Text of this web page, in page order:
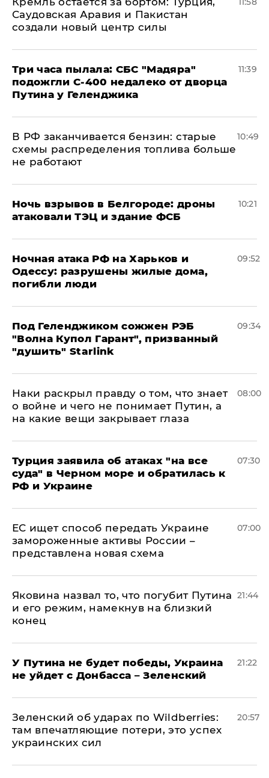
Саудовская Аравия и Пакистан
создали новый центр силы
Три часа пылала: СБС "Мадяра"
подожгли С-400 недалеко от дворца
Путина у Геленджика
11:39
​В РФ заканчивается бензин: старые
схемы распределения топлива больше
не работают
10:49
​Ночь взрывов в Белгороде: дроны
атаковали ТЭЦ и здание ФСБ
10:21
​Ночная атака РФ на Харьков и
Одессу: разрушены жилые дома,
погибли люди
09:52
Под Геленджиком сожжен РЭБ
"Волна Купол Гарант", призванный
"душить" Starlink
09:34
Наки раскрыл правду о том, что знает
о войне и чего не понимает Путин, а
на какие вещи закрывает глаза
08:00
Турция заявила об атаках "на все
суда" в Черном море и обратилась к
РФ и Украине
07:30
ЕС ищет способ передать Украине
замороженные активы России –
представлена новая схема
07:00
Яковина назвал то, что погубит Путина
и его режим, намекнув на близкий
конец
21:44
У Путина не будет победы, Украина
не уйдет с Донбасса – Зеленский
21:22
Зеленский об ударах по Wildberries:
там впечатляющие потери, это успех
украинских сил
20:57